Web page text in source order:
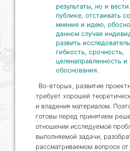
результаты, но и
публике, отстаивать
мнение и идею,
данном случае
развить
гибкость, срочность,
целенаправленность и
обоснования.
Во-вторых, развитие
требует хорошей
и владения материалом.
готовы перед принятием
отношении исследуемой
выполняемой задачи,
рассматриваемом вопросе